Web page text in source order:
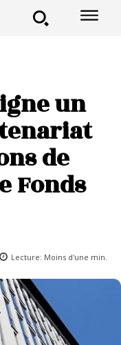
un
de
Fonds
Lecture: Moins d'une min.